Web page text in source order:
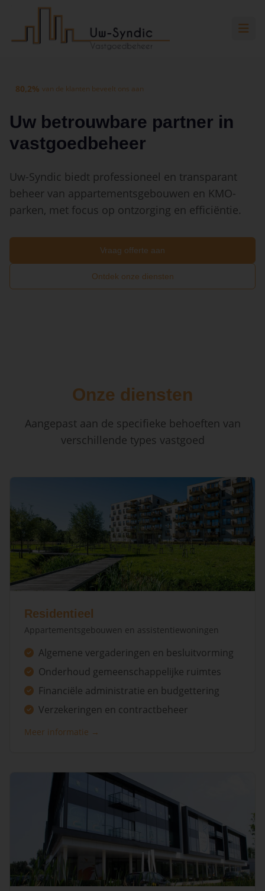
Spring naar hoofdinhoud
Spring naar hoofdinhoud
80,2% van de klanten beveelt ons aan
Uw betrouwbare partner in
vastgoedbeheer
Uw-Syndic biedt professioneel en transparant
beheer van appartementsgebouwen en KMO-
parken, met focus op ontzorging en efficiëntie.
Vraag offerte aan
Ontdek onze diensten
Onze diensten
Aangepast aan de specifieke behoeften van
verschillende types vastgoed
Residentieel
Appartementsgebouwen en assistentiewoningen
Algemene vergaderingen en besluitvorming
Onderhoud gemeenschappelijke ruimtes
Financiële administratie en budgettering
Verzekeringen en contractbeheer
Meer informatie →